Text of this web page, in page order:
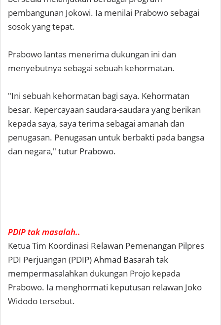
pembangunan Jokowi. Ia menilai Prabowo sebagai
sosok yang tepat.
Prabowo lantas menerima dukungan ini dan
menyebutnya sebagai sebuah kehormatan.
"Ini sebuah kehormatan bagi saya. Kehormatan
besar. Kepercayaan saudara-saudara yang berikan
kepada saya, saya terima sebagai amanah dan
penugasan. Penugasan untuk berbakti pada bangsa
dan negara," tutur Prabowo.
PDIP tak masalah..
Ketua Tim Koordinasi Relawan Pemenangan Pilpres
PDI Perjuangan (PDIP) Ahmad Basarah tak
mempermasalahkan dukungan Projo kepada
Prabowo. Ia menghormati keputusan relawan Joko
Widodo tersebut.